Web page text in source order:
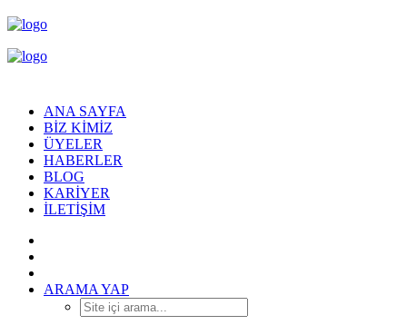
ANA SAYFA
BIZ KIMIZ
ÜYELER
HABERLER
BLOG
KARIYER
İLETIŞIM
ARAMA YAP